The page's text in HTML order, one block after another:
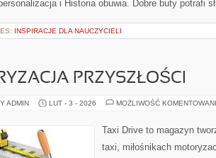
i Historia obuwia. Dobre buty potrafi
INSPIRACJE DLA NAUCZYCIELI
PRZYSZŁOŚCI
ADMIN LUT - 3 - 2026 MOŻLIWOŚĆ
Taxi Drive to magazyn
taxi, miłośnikach